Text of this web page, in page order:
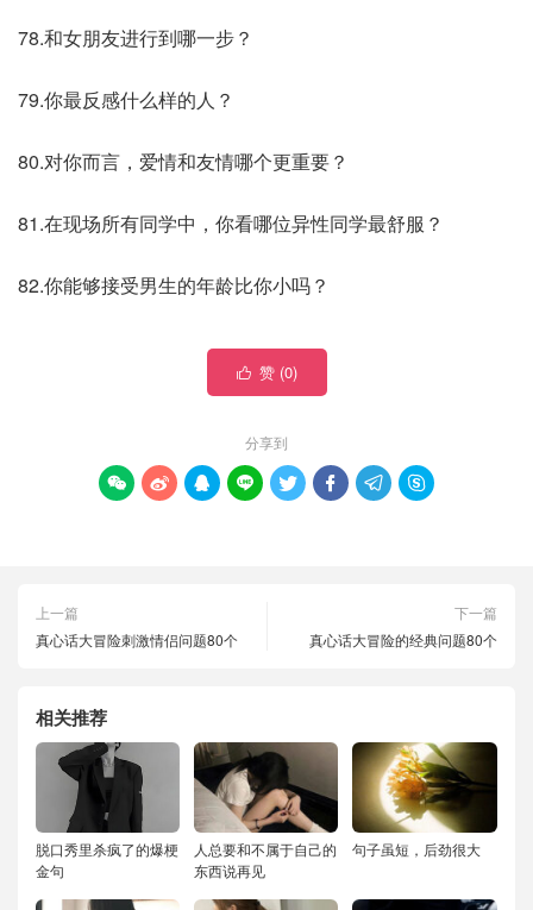
78.和女朋友进行到哪一步？
79.你最反感什么样的人？
80.对你而言，爱情和友情哪个更重要？
81.在现场所有同学中，你看哪位异性同学最舒服？
82.你能够接受男生的年龄比你小吗？
 赞 (0)
分享到
       
上一篇
真心话大冒险刺激情侣问题80个
下一篇
真心话大冒险的经典问题80个
相关推荐
脱口秀里杀疯了的爆梗
金句
人总要和不属于自己的
东西说再见
句子虽短，后劲很大